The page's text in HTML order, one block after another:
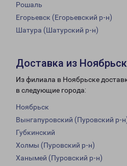
Рошаль
Егорьевск (Егорьевский р-н)
Шатура (Шатурский р-н)
Доставка из
Из филиала в Ноябрьске
в следующие города:
Ноябрьск
Вынгапуровский (Пуровский р-
Губкинский
Холмы (Пуровский р-н)
Ханымей (Пуровский р-н)